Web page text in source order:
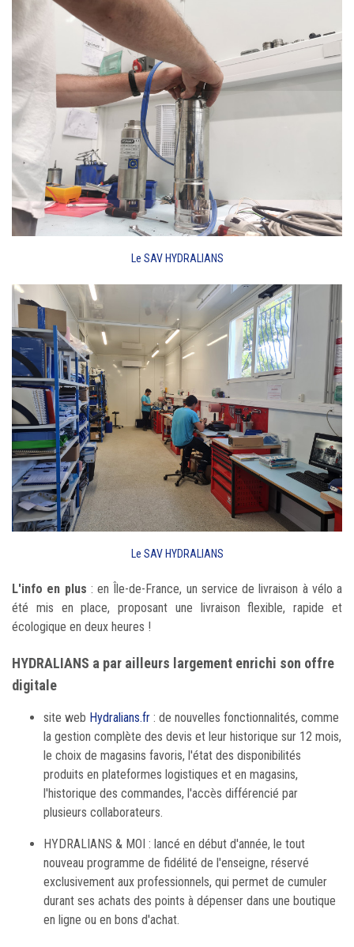
Le SAV HYDRALIANS
Le SAV HYDRALIANS
L'info en plus : en Île-de-France, un service de livraison à vélo a
été mis en place, proposant une livraison flexible, rapide et
écologique en deux heures !
HYDRALIANS a par ailleurs largement enrichi son offre
digitale
site web Hydralians.fr : de nouvelles fonctionnalités, comme
la gestion complète des devis et leur historique sur 12 mois,
le choix de magasins favoris, l'état des disponibilités
produits en plateformes logistiques et en magasins,
l'historique des commandes, l'accès différencié par
plusieurs collaborateurs.
HYDRALIANS & MOI : lancé en début d'année, le tout
nouveau programme de fidélité de l'enseigne, réservé
exclusivement aux professionnels, qui permet de cumuler
durant ses achats des points à dépenser dans une boutique
en ligne ou en bons d'achat.